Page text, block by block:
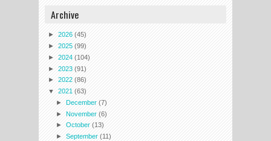
Archive
► 2026 (45)
► 2025 (99)
► 2024 (104)
► 2023 (91)
► 2022 (86)
▼ 2021 (63)
►December(7)
► November(6)
►October(13)
►September(11)